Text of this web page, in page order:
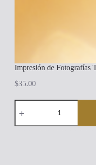
Impresión de Fotografías
$35.00
Impresión
Tamaño